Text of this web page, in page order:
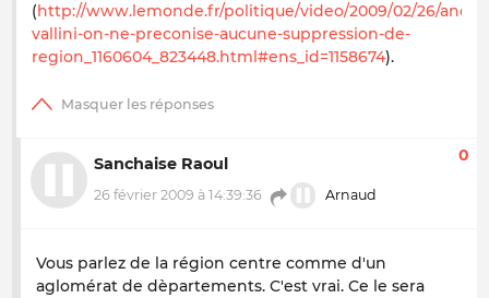
(http://www.lemonde.fr/politique/video/2009/02/26/
vallini-on-ne-preconise-aucune-suppression-de-
region_1160604_823448.html#ens_id=1158674).
Sanchaise Raoul
26 février 2009 à 14:39:36 Arnaud
0
Vous parlez de la région centre comme d'un
aglomérat de dèpartements. C'est vrai. Ce le sera